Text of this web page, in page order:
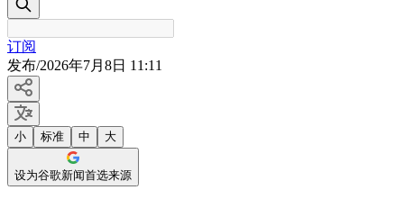
订阅
发布/2026年7月8日 11:11
小 标准 中 大
设为谷歌新闻首选来源